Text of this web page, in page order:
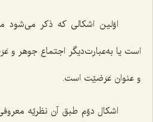
اوّلین اشکالى که ذکر
است یا به‌عبارت‌دیگر اجتماع جوهر و
و عنوان عَرَضیّت است.
اشکال دوّم طبق آن نظریّه